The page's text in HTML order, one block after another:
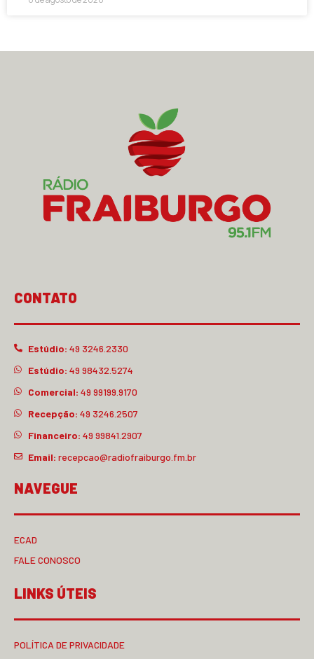
CONTATO
Estúdio: 49 3246.2330
Estúdio: 49 98432.5274
Comercial: 49 99199.9170
Recepção: 49 3246.2507
Financeiro: 49 99841.2907
Email: recepcao@radiofraiburgo.fm.br
NAVEGUE
ECAD
FALE CONOSCO
LINKS ÚTEIS
POLÍTICA DE PRIVACIDADE